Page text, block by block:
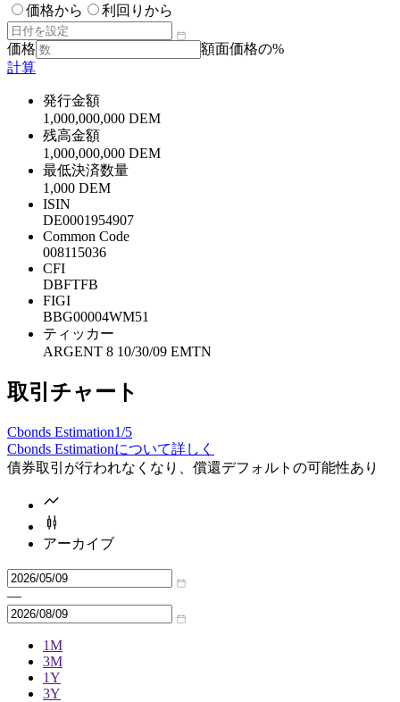
価格から
利回りから
価格
額面価格の%
計算
発行金額
1,000,000,000 DEM
残高金額
1,000,000,000 DEM
最低決済数量
1,000 DEM
ISIN
DE0001954907
Common Code
008115036
CFI
DBFTFB
FIGI
BBG00004WM51
ティッカー
ARGENT 8 10/30/09 EMTN
取引チャート
Cbonds Estimation1/5
Cbonds Estimationについて詳しく
債券取引が行われなくなり、償還デフォルトの可能性あり
アーカイブ
—
1M
3M
1Y
3Y